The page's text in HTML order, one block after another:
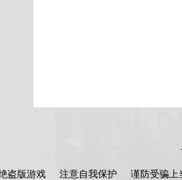
盗版游戏 注意自我保护 谨防受骗上